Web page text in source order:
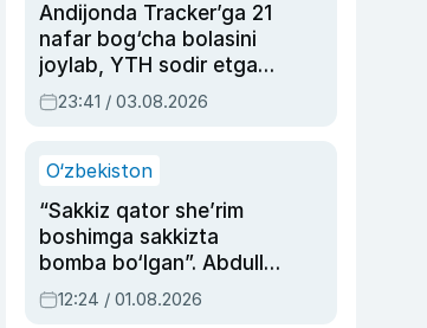
Andijonda Tracker’ga 21
nafar bog‘cha bolasini
joylab, YTH sodir etgan
ayolga sud hukmi o‘qildi
23:41 / 03.08.2026
O‘zbekiston
“Sakkiz qator she’rim
boshimga sakkizta
bomba bo‘lgan”. Abdulla
Oripovni siyosiy
ayblovlardan asrab
12:24 / 01.08.2026